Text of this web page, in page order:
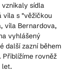
sídla
vila s "věžičkou
vila Bernardova,
vyhlášený
další zazní během
rovněž
let.